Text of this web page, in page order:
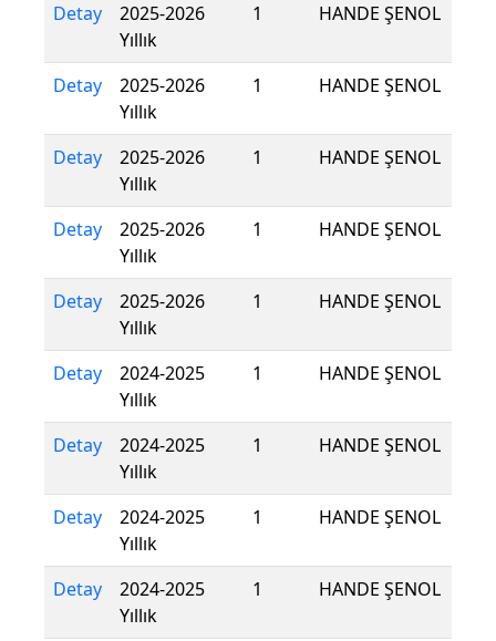
Detay
2025-2026
Yıllık
1 HANDE ŞENOL
Detay
2025-2026
Yıllık
1 HANDE ŞENOL
Detay
2025-2026
Yıllık
1 HANDE ŞENOL
Detay
2025-2026
Yıllık
1 HANDE ŞENOL
Detay
2025-2026
Yıllık
1 HANDE ŞENOL
Detay
2024-2025
Yıllık
1 HANDE ŞENOL
Detay
2024-2025
Yıllık
1 HANDE ŞENOL
Detay
2024-2025
Yıllık
1 HANDE ŞENOL
Detay
2024-2025
Yıllık
1 HANDE ŞENOL